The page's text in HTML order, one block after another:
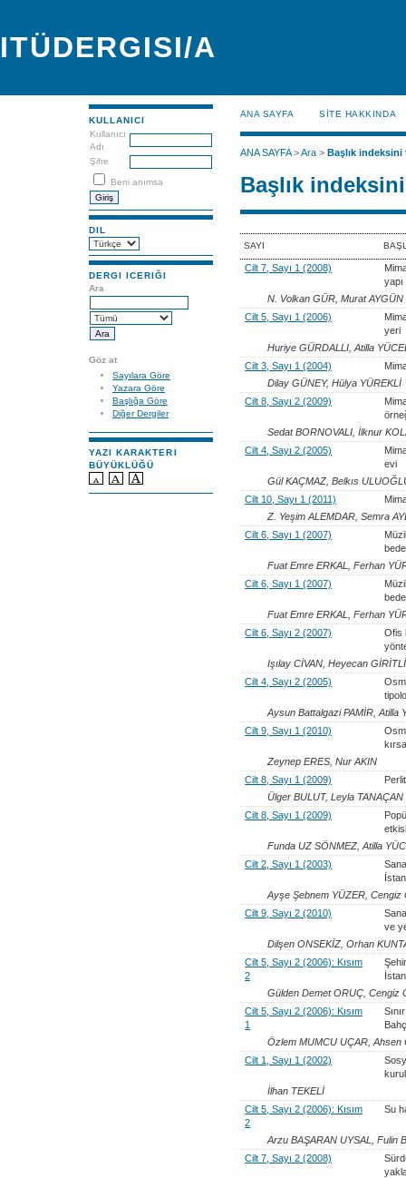
ITÜDERGISI/A
KULLANICI
Kullanıcı
Adı
Şifre
Beni anımsa
DIL
DERGI ICERIĞI
Ara
Göz at
Sayılara Göre
Yazara Göre
Başlığa Göre
Diğer Dergiler
YAZI KARAKTERI
BÜYÜKLÜĞÜ
ANA SAYFA SİTE HAKKINDA
ANA SAYFA>Ara> Başlık indeksini
Başlık
SAYI
Cilt 7, Sayı 1 (2008)
N. Volkan GÜR, Murat AYGÜN
Cilt 5, Sayı 1 (2006)
yeri
Huriye GÜRDALLI, Atilla
Cilt 3, Sayı 1 (2004)
Dilay GÜNEY, Hülya YÜREKLİ
Cilt 8, Sayı 2 (2009)
Sedat BORNOVALI, İlknur
Cilt 4, Sayı 2 (2005)
evi
Gül KAÇMAZ, Belkıs
Cilt 10, Sayı 1 (2011)
Z. Yeşim ALEMDAR, Semra
Cilt 6, Sayı 1 (2007)
Fuat Emre ERKAL, Ferhan
Cilt 6, Sayı 1 (2007)
Fuat Emre ERKAL, Ferhan
Cilt 6, Sayı 2 (2007)
Ofis
Işılay CİVAN, Heyecan GİRİTLİ
Cilt 4, Sayı 2 (2005)
Aysun Battalgazi PAMİR, Atilla
Cilt 9, Sayı 1 (2010)
Zeynep ERES, Nur AKIN
Cilt 8, Sayı 1 (2009)
Ülger BULUT, Leyla TANAÇAN
Cilt 8, Sayı 1 (2009)
Funda UZ SÖNMEZ, Atilla
Cilt 2, Sayı 1 (2003)
Ayşe Şebnem YÜZER, Cengiz
Cilt 9, Sayı 2 (2010)
ve
Dilşen ONSEKİZ, Orhan
Cilt 5, Sayı 2 (2006): Kısım
2
Gülden Demet ORUÇ, Cengiz
Cilt 5, Sayı 2 (2006): Kısım
1
Özlem MUMCU UÇAR, Ahsen
Cilt 1, Sayı 1 (2002)
İlhan TEKELİ
Cilt 5, Sayı 2 (2006): Kısım
2
Su
Arzu BAŞARAN UYSAL, Fulin
Cilt 7, Sayı 2 (2008)